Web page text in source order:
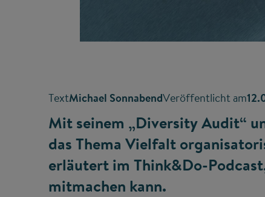
TextMichael SonnabendVeröffentlicht am
Mit seinem „Diversity Audit“
das Thema Vielfalt
erläutert im Think&Do-
mitmachen kann.